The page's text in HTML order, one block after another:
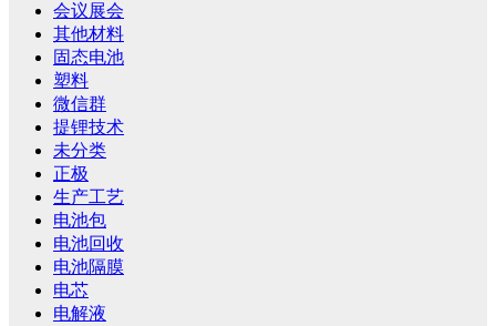
会议展会
其他材料
固态电池
塑料
微信群
提锂技术
未分类
正极
生产工艺
电池包
电池回收
电池隔膜
电芯
电解液